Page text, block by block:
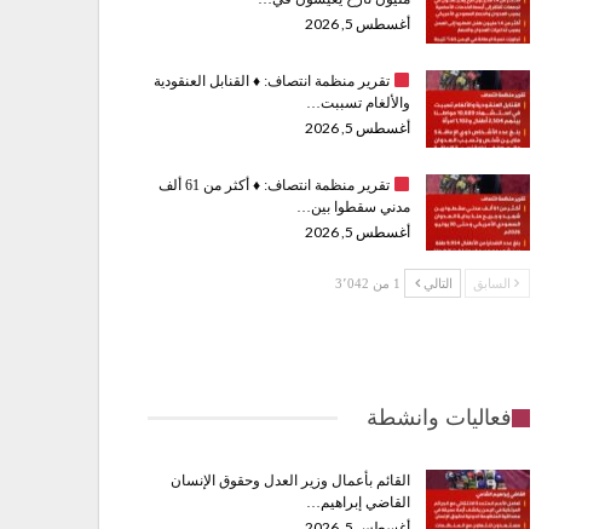
أغسطس 5, 2026
تقرير منظمة انتصاف: ♦️القنابل العنقودية
والألغام تسببت…
أغسطس 5, 2026
تقرير منظمة انتصاف: ♦️
أكثر من 61 ألف
مدني سقطوا بين…
أغسطس 5, 2026
السابق التالي 1 من 3٬042
فعاليات وانشطة
القائم بأعمال وزير العدل وحقوق الإنسان
القاضي إبراهيم…